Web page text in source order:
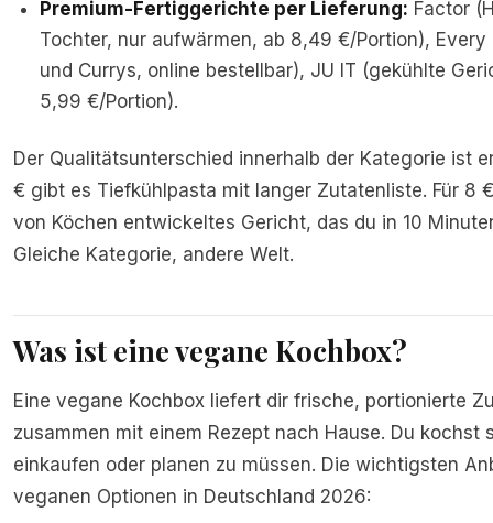
Premium-Fertiggerichte per Lieferung: Factor
Tochter, nur aufwärmen, ab 8,49 €/Portion), Every
und Currys, online bestellbar), JU IT (gekühlte
5,99 €/Portion).
Der Qualitätsunterschied innerhalb der Kategorie ist
€ gibt es Tiefkühlpasta mit langer Zutatenliste. Für 8
von Köchen entwickeltes Gericht, das du in 10
Gleiche Kategorie, andere Welt.
Was ist eine vegane Kochbox?
Eine vegane Kochbox liefert dir frische, portionierte
zusammen mit einem Rezept nach Hause. Du kochst
einkaufen oder planen zu müssen. Die wichtigsten
veganen Optionen in Deutschland 2026: